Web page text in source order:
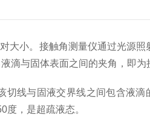
大小。接触角测量仪通过光源
滴与固体表面之间的夹角，即为
线与固液交界线之间包含液滴
度，是超疏液态。